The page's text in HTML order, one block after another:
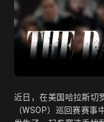
近日，在美国哈拉斯切
（WSOP）巡回赛赛事